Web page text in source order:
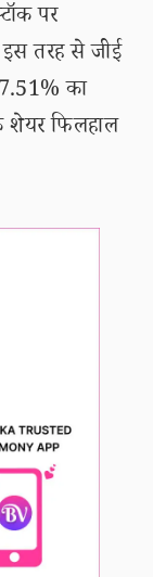
पर
तरह से जीई
का
शेयर फिलहाल